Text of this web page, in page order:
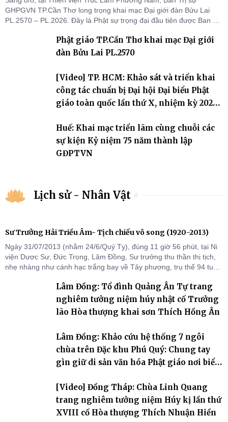
GHPGVN TP.Cần Thơ long trọng khai mạc Đại giới đàn Bửu Lai
PL.2570 – PL.2026. Đây là Phật sự trọng đại đầu tiên được Ban Trị
thứ I, thể hiện sự quan tâm đối với công tác truyền giới, đào tạo
Tăng tài và tiếp nối mạng mạch Tăng-g
Phật giáo TP.Cần Thơ khai mạc Đại giới
đàn Bửu Lai PL.2570
[Video] TP. HCM: Khảo sát và triển khai
công tác chuẩn bị Đại hội Đại biểu Phật
giáo toàn quốc lần thứ X, nhiệm kỳ 2026-
Huế: Khai mạc triển lãm cùng chuỗi các
sự kiện Kỷ niệm 75 năm thành lập
GĐPTVN
Lịch sử - Nhân Vật
Sư Trưởng Hải Triều Âm- Tịch chiếu vô song (1920-2013)
Ngày 31/07/2013 (nhằm 24/6/Quý Tỵ), đúng 11 giờ 56 phút, tại Ni
viện Dược Sư, Đức Trọng, Lâm Đồng, Sư trưởng thu thần thị tịch,
nhẹ nhàng như cánh hạc trắng bay về Tây phương, trụ thế 94 tuổi
Lâm Đồng: Tổ đình Quảng Ân Tự trang
nghiêm tưởng niệm húy nhật cố Trưởng
lão Hòa thượng khai sơn Thích Hồng Ân
Lâm Đồng: Khảo cứu hệ thống 7 ngôi
chùa trên Đặc khu Phú Quý: Chung tay
gìn giữ di sản văn hóa Phật giáo nơi biển
[Video] Đồng Tháp: Chùa Linh Quang
trang nghiêm tưởng niệm Húy kị lần thứ
XVIII cố Hòa thượng Thích Nhuận Hiền